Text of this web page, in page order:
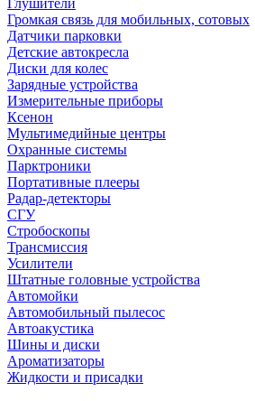
Громкая связь для мобильных, сотовых
Датчики парковки
Детские автокресла
Диски для колес
Зарядные устройства
Измерительные приборы
Ксенон
Мультимедийные центры
Охранные системы
Парктроники
Портативные плееры
Радар-детекторы
СГУ
Стробоскопы
Трансмиссия
Усилители
Штатные головные устройства
Автомойки
Автомобильный пылесос
Автоакустика
Шины и диски
Ароматизаторы
Жидкости и присадки